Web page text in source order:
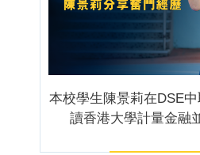
本校學生陳景莉在DSE
讀香港大學計量金融